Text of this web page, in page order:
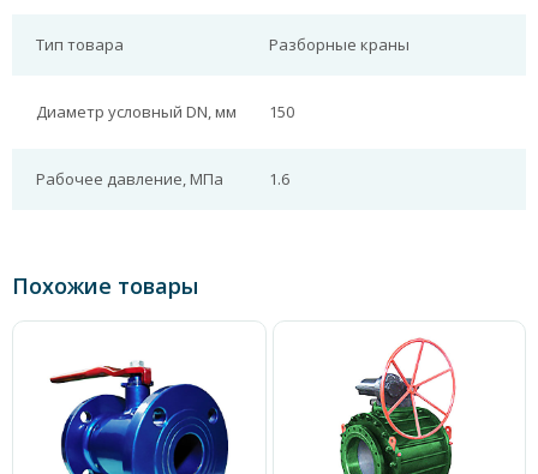
Тип товара Разборные краны
Диаметр условный DN, мм 150
Рабочее давление, МПа 1.6
Похожие товары